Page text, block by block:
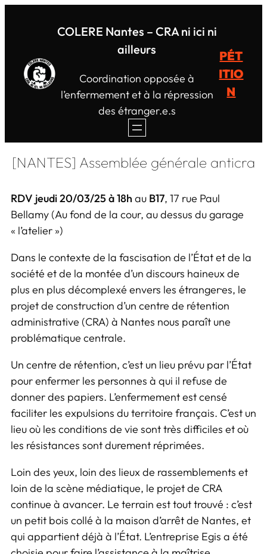
COLERE Nantes – CRA ni ici ni
ailleurs
Coordination opposée à
l’enfermement et à la répression
des étranger.e.s
PÉT
ITIO
N
[NANTES] Assemblée générale anticra
RDV jeudi 20/03/25 à 18h au B17, 17 rue Paul
Bellamy (Au fond de la cour, au dessus du garage
« l’atelier »)
Dans le contexte de la fascisation de l’État et de la
société et de la montée d’un discours haineux de
plus en plus décomplexé envers les étranger·es, le
projet de construction d’un centre de rétention
administrative (CRA) à Nantes nous paraît une
problématique centrale.
Un centre de rétention, c’est un lieu prévu par l’État
pour enfermer les personnes à qui il refuse de
donner des papiers. L’enfermement est censé
faciliter les expulsions du territoire français. C’est un
lieu où les conditions de vie sont très difficiles et où
les résistances sont durement réprimées.
Loin des yeux, loin des lieux de rassemblements et
loin de la scène médiatique, le projet de CRA
continue à avancer. Le terrain est tout trouvé : c’est
un petit bois collé à la maison d’arrêt de Nantes, et
qui appartient déjà à l’État. L’entreprise Egis a été